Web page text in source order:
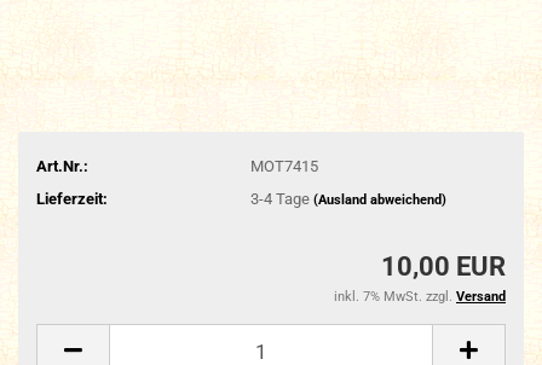
Art.Nr.:
MOT7415
Lieferzeit:
3-4 Tage (Ausland abweichend)
10,00 EUR
inkl. 7% MwSt. zzgl. Versand